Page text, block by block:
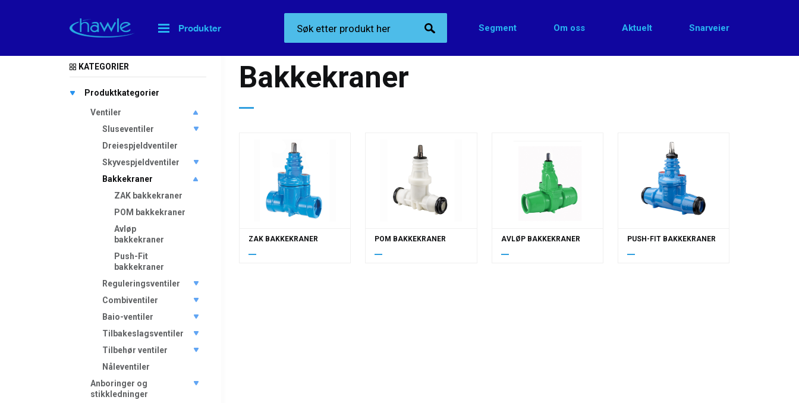
Produkter Segment Om oss Aktuelt Snarveier
KATEGORIER
Produktkategorier
Ventiler
Sluseventiler
Dreiespjeldventiler
Skyvespjeldventiler
Bakkekraner
ZAK bakkekraner
POM bakkekraner
Avløp
bakkekraner
Push-Fit
bakkekraner
Reguleringsventiler
Combiventiler
Baio-ventiler
Tilbakeslagsventiler
Tilbehør ventiler
Nåleventiler
Anboringer og
stikkledninger
Produktkategorier> Ventiler>Bakkekraner
Bakkekraner
ZAK BAKKEKRANER POM BAKKEKRANER AVLØP BAKKEKRANER PUSH-FIT BAKKEKRANER